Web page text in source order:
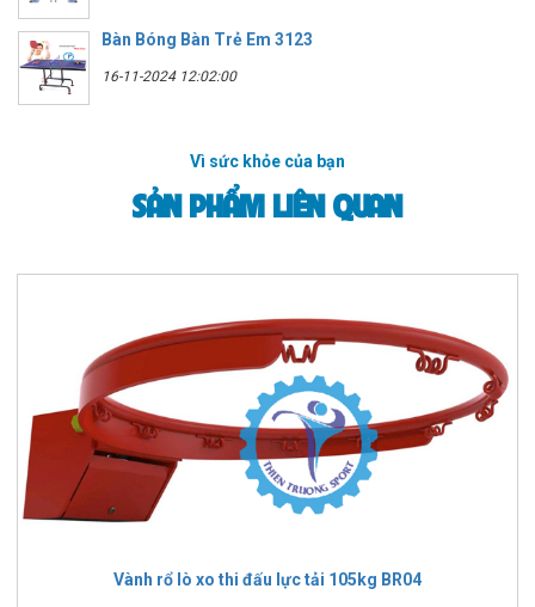
Bàn Bóng Bàn Trẻ Em 3123
16-11-2024 12:02:00
Vì sức khỏe của bạn
SẢN PHẨM LIÊN QUAN
Vành rổ lò xo thi đấu lực tải 105kg BR04